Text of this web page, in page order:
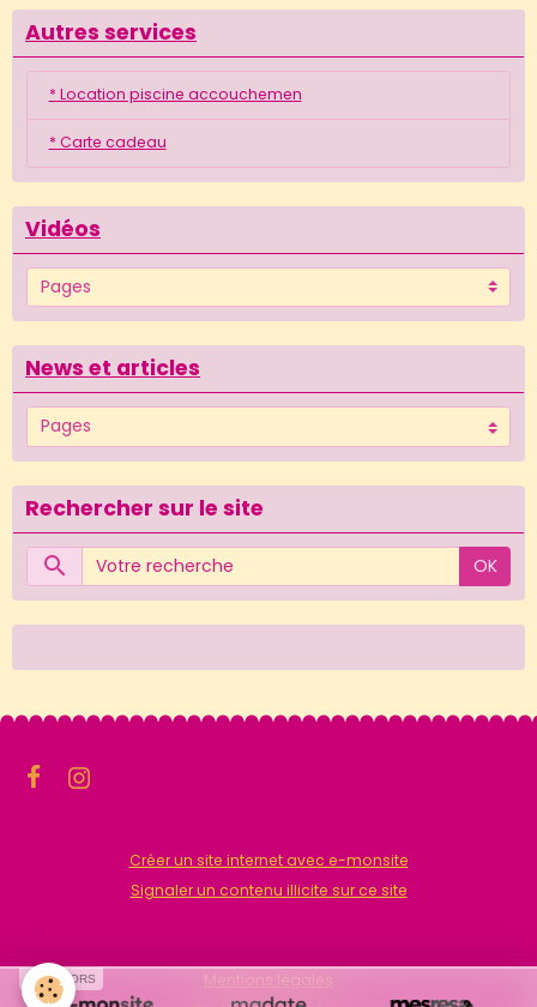
Autres services
* Location piscine accouchemen
* Carte cadeau
Vidéos
News et articles
Rechercher sur le site
OK
Créer un site internet avec e-monsite
Signaler un contenu illicite sur ce site
Mentions légales
SPONSORS